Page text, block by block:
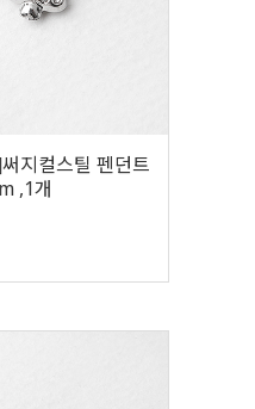
지컬스틸 펜던트
,1개